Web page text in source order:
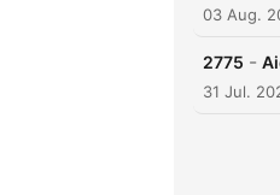
03 Aug.
2775 -
31 Jul.